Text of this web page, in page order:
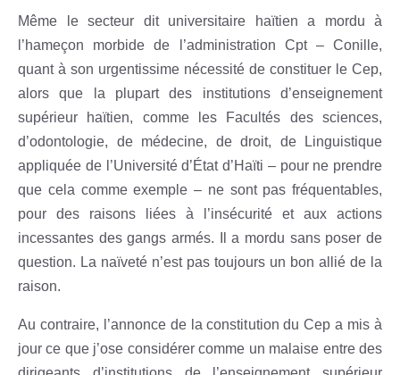
Même le secteur dit universitaire haïtien a mordu à
l’hameçon morbide de l’administration Cpt – Conille,
quant à son urgentissime nécessité de constituer le Cep,
alors que la plupart des institutions d’enseignement
supérieur haïtien, comme les Facultés des sciences,
d’odontologie, de médecine, de droit, de Linguistique
appliquée de l’Université d’État d’Haïti – pour ne prendre
que cela comme exemple – ne sont pas fréquentables,
pour des raisons liées à l’insécurité et aux actions
incessantes des gangs armés. Il a mordu sans poser de
question. La naïveté n’est pas toujours un bon allié de la
raison.
Au contraire, l’annonce de la constitution du Cep a mis à
jour ce que j’ose considérer comme un malaise entre des